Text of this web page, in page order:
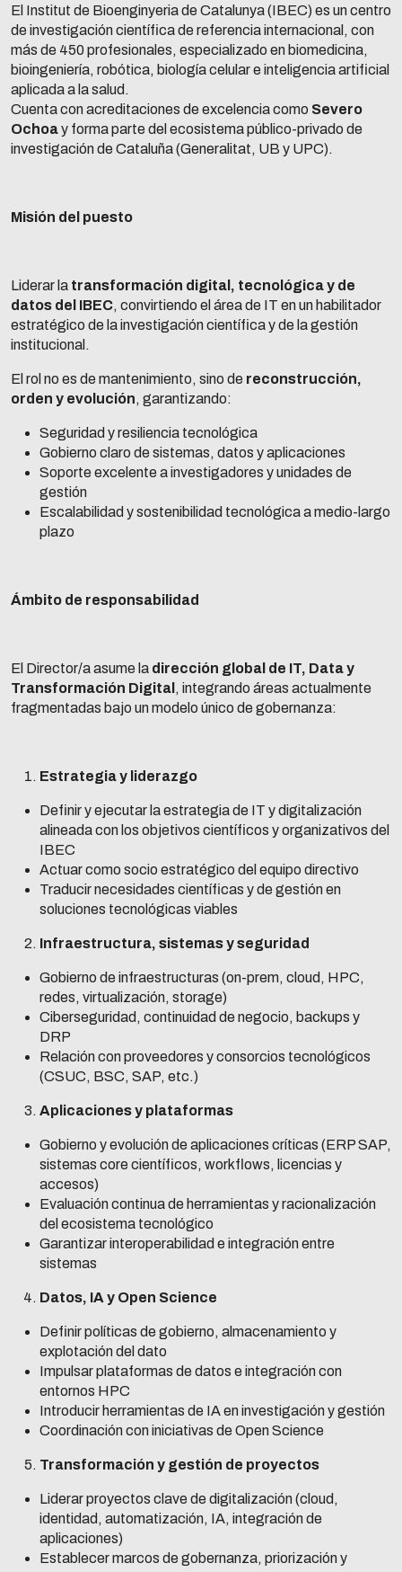
El Institut de Bioenginyeria de Catalunya (IBEC) es un centro
de investigación científica de referencia internacional, con
más de 450 profesionales, especializado en biomedicina,
bioingeniería, robótica, biología celular e inteligencia artificial
aplicada a la salud.
Cuenta con acreditaciones de excelencia como Severo
Ochoay forma parte del ecosistema público-privado de
investigación de Cataluña (Generalitat, UB y UPC).
Misión del puesto
Liderar la transformación digital, tecnológica y de
datos del IBEC, convirtiendo el área de IT en un habilitador
estratégico de la investigación científica y de la gestión
institucional.
El rol no es de mantenimiento, sino de reconstrucción,
orden y evolución, garantizando:
Seguridad y resiliencia tecnológica
Gobierno claro de sistemas, datos y aplicaciones
Soporte excelente a investigadores y unidades de
gestión
Escalabilidad y sostenibilidad tecnológica a medio-largo
plazo
Ámbito de responsabilidad
El Director/a asume la dirección global de IT, Data y
Transformación Digital , integrando áreas actualmente
fragmentadas bajo un modelo único de gobernanza:
Estrategia y liderazgo
Definir y ejecutar la estrategia de IT y digitalización
alineada con los objetivos científicos y organizativos del
IBEC
Actuar como socio estratégico del equipo directivo
Traducir necesidades científicas y de gestión en
soluciones tecnológicas viables
Infraestructura, sistemas y seguridad
Gobierno de infraestructuras (on-prem, cloud, HPC,
redes, virtualización, storage)
Ciberseguridad, continuidad de negocio, backups y
DRP
Relación con proveedores y consorcios tecnológicos
(CSUC, BSC, SAP, etc.)
Aplicaciones y plataformas
Gobierno y evolución de aplicaciones críticas (ERP SAP,
sistemas core científicos, workflows, licencias y
accesos)
Evaluación continua de herramientas y racionalización
del ecosistema tecnológico
Garantizar interoperabilidad e integración entre
sistemas
Datos, IA y Open Science
Definir políticas de gobierno, almacenamiento y
explotación del dato
Impulsar plataformas de datos e integración con
entornos HPC
Introducir herramientas de IA en investigación y gestión
Coordinación con iniciativas de Open Science
Transformación y gestión de proyectos
Liderar proyectos clave de digitalización (cloud,
identidad, automatización, IA, integración de
aplicaciones)
Establecer marcos de gobernanza, priorización y